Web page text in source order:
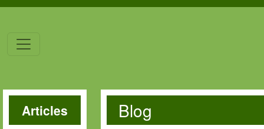
Articles Blog